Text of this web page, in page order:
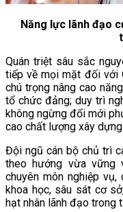
Năng lực lãnh đạo
Quán triệt sâu sắc
tiếp về mọi mặt đối với
chú trọng nâng cao
tổ chức đảng; duy trì
không ngừng đổi mới
cao chất lượng xây
Đội ngũ cán bộ chủ trì
theo hướng vừa vững
chuyên môn nghiệp
khoa học, sâu sát cơ
hạt nhân lãnh đạo trong